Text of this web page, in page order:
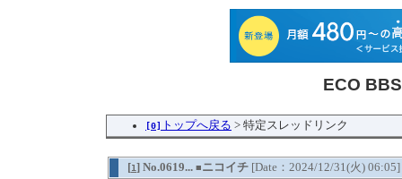
ECO
[0] トップへ戻る > 特定スレッドリンク
[1] No.0619... ■ニコイチ [Date：2024/12/31(火) 06:05]